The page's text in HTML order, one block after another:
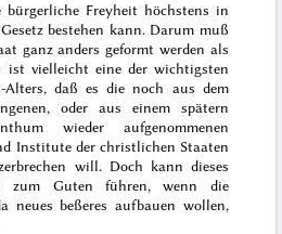
bürgerliche Freyheit höchstens in
bestehen kann. Darum muß
ganz anders geformt werden als
ist vielleicht eine der wichtigsten
Alters, daß es die noch aus dem
oder aus einem spätern
wieder aufgenommenen
Institute der christlichen Staaten
will. Doch kann dieses
zum Guten führen, wenn die
neues beßeres aufbauen wollen,